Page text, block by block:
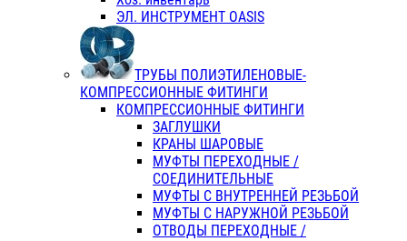
ЭЛ. ИНСТРУМЕНТ OASIS
ТРУБЫ ПОЛИЭТИЛЕНОВЫЕ-
КОМПРЕССИОННЫЕ ФИТИНГИ
КОМПРЕССИОННЫЕ ФИТИНГИ
ЗАГЛУШКИ
КРАНЫ ШАРОВЫЕ
МУФТЫ ПЕРЕХОДНЫЕ /
СОЕДИНИТЕЛЬНЫЕ
МУФТЫ С ВНУТРЕННЕЙ РЕЗЬБОЙ
МУФТЫ С НАРУЖНОЙ РЕЗЬБОЙ
ОТВОДЫ ПЕРЕХОДНЫЕ /